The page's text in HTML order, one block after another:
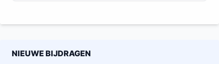
NIEUWE BIJDRAGEN